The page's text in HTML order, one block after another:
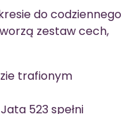
do codziennego
zestaw cech,
trafionym
523 spełni